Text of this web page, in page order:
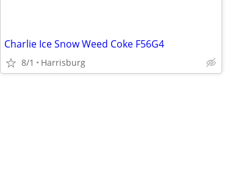
Charlie Ice Snow Weed Coke F56G4
8/1 Harrisburg